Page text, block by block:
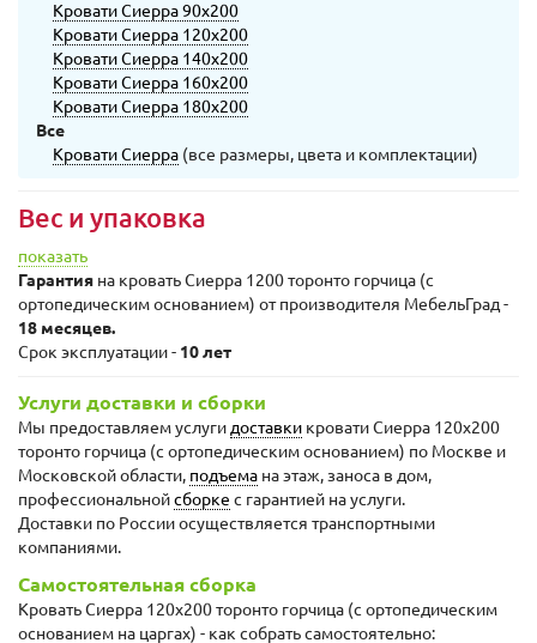
Кровати Сиерра 90х200
Кровати Сиерра 120х200
Кровати Сиерра 140х200
Кровати Сиерра 160х200
Кровати Сиерра 180х200
Все
Кровати Сиерра (все размеры, цвета и комплектации)
Вес и упаковка
показать
Гарантия на кровать Сиерра 1200 торонто горчица (с
ортопедическим основанием) от производителя МебельГрад -
18 месяцев.
Срок эксплуатации - 10 лет
Услуги доставки и сборки
Мы предоставляем услугидоставки кровати Сиерра 120х200
торонто горчица (с ортопедическим основанием) по Москве и
Московской области, подъема на этаж, заноса в дом,
профессиональнойсборке с гарантией на услуги.
Доставки по России осуществляется транспортными
компаниями.
Самостоятельная сборка
Кровать Сиерра 120х200 торонто горчица (с ортопедическим
основанием на царгах) - как собрать самостоятельно: